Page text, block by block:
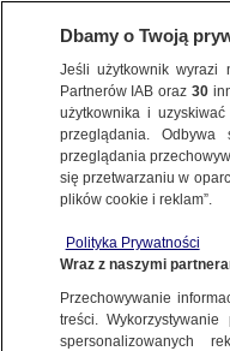
POLSKA
NAJNOWSZE
Dbamy o Twoją
Jeśli użytkownik
Partnerów IAB oraz30
użytkownika i
przeglądania.
przeglądania
się przetwarzaniu w
plików cookie i reklam”.
Polityka Prywatności
Wraz z naszymi
Przechowywanie
treści.
spersonalizowanych